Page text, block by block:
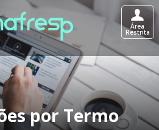
Área
Restrita
por Termo